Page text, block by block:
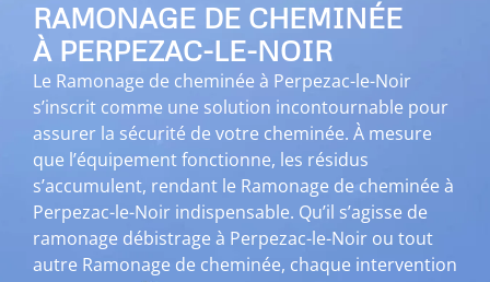
RAMONAGE DE CHEMINÉE
À PERPEZAC-LE-NOIR
Le Ramonage de cheminée à Perpezac-le-Noir
s’inscrit comme une solution incontournable pour
assurer la sécurité de votre cheminée. À mesure
que l’équipement fonctionne, les résidus
s’accumulent, rendant le Ramonage de cheminée à
Perpezac-le-Noir indispensable. Qu’il s’agisse de
ramonage débistrage à Perpezac-le-Noir ou tout
autre Ramonage de cheminée, chaque intervention